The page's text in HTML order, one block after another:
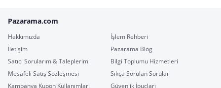
Pazarama.com
Hakkımızda
İşlem Rehberi
İletişim
Pazarama Blog
Satıcı Sorularım & Taleplerim
Bilgi Toplumu Hizmetleri
Mesafeli Satış Sözleşmesi
Sıkça Sorulan Sorular
Kampanya Kupon Kullanımları
Güvenlik İpuçları